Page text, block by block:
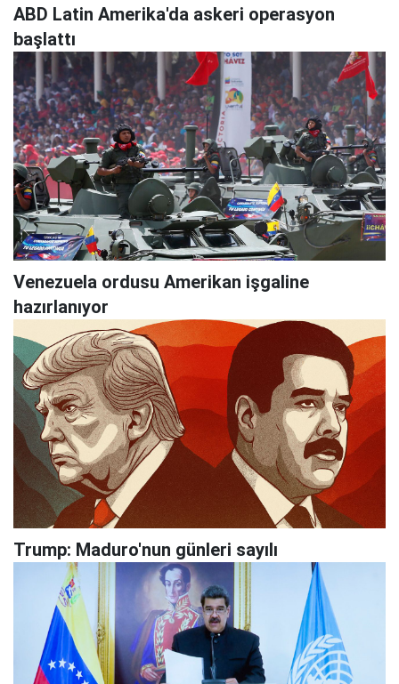
ABD Latin Amerika'da askeri operasyon
başlattı
Venezuela ordusu Amerikan işgaline
hazırlanıyor
Trump: Maduro'nun günleri sayılı